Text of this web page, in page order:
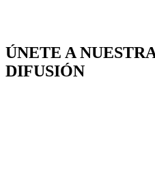
ÚNETE A
DIFUSIÓN